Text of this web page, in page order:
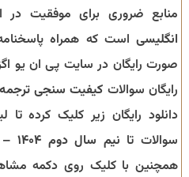
منابع ضروری برای موفقیت در
انگلیسی است که همراه
صورت رایگان در سایت پی ان یو
رایگان سوالات کیفیت سنجی ترجمه
سوالات تا نیم سال دوم ۱۴۰۴ – ۱۴۰۳
همچنین با کلیک روی دکمه